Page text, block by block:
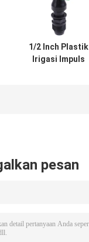
1/2 Inch Plastik
Irigasi Impuls
pesan